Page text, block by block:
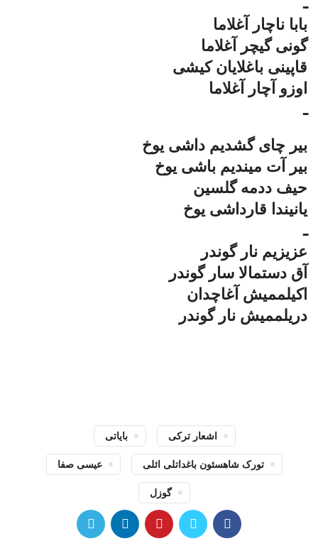
بابا ناچار آغلاما
گونی گیچر آغلاما
قاپینی باغلایان کیشی
اوزو آچار آغلاما
ـ
بیر چای گشدیم داشی یوخ
بیر آت میندیم باشی یوخ
حیف ددمه گلسین
یانیندا قارداشی یوخ
ـ
عزیزیم نار گوندر
آق دستمالا سار گوندر
اکیلممیش آغاچدان
دریلممیش نار گوندر
اشعار ترکی بایاتی
تورک شاهسئون باغداتلی ائلی عیسی صفا
گوزل